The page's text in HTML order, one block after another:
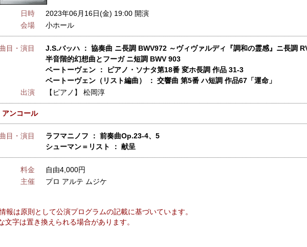
日時
2023年06月16日(金) 19:00 開演
会場
小ホール
曲目・演目
J.S.バッハ ： 協奏曲 ニ長調 BWV972 ～ヴィヴァルディ『調和の霊感』ニ長調
半音階的幻想曲とフーガ ニ短調 BWV 903
ベートーヴェン ： ピアノ・ソナタ第18番 変ホ長調 作品 31-3
ベートーヴェン（リスト編曲） ： 交響曲 第5番 ハ短調 作品67「運命」
出演
【ピアノ】 松岡淳
アンコール
曲目・演目
ラフマニノフ ： 前奏曲Op.23-4、5
シューマン＝リスト ： 献呈
料金
自由4,000円
主催
プロ アルテ ムジケ
報は原則として公演プログラムの記載に基づいています。
文字は置き換えられる場合があります。